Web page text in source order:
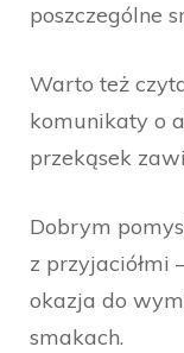
poszczególne
Warto też
komunikaty o
przekąsek
Dobrym
z przyjaciółmi
okazja do
smakach.